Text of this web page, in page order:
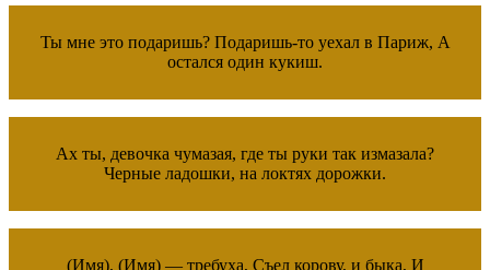
Ты мне это подаришь? Подаришь-то уехал в Париж, А
остался один кукиш.
Ах ты, девочка чумазая, где ты руки так измазала?
Черные ладошки, на локтях дорожки.
(Имя), (Имя) — требуха, Съел корову, и быка, И